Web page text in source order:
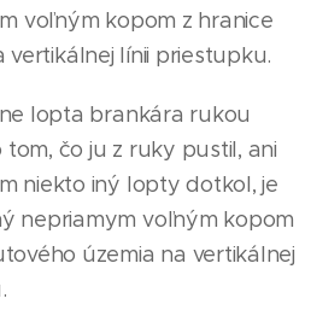
voľným kopom z hranice
línii priestupku.
lopta brankára rukou
čo ju z ruky pustil, ani
niekto iný lopty dotkol, je
nepriamym voľným kopom
územia na vertikálnej